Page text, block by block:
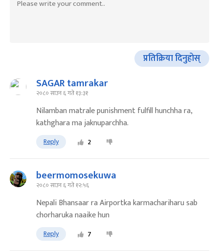
प्रतिक्रिया दिनुहोस्
SAGAR tamrakar
२०८० साउन ६ गते १३:३१
Nilamban matrale punishment fulfill hunchha ra,
kathghara ma jaknuparchha.
Reply 2
beermomosekuwa
२०८० साउन ६ गते १२:५६
Nepali Bhansaar ra Airportka karmachariharu sab
chorharuka naaike hun
Reply 7